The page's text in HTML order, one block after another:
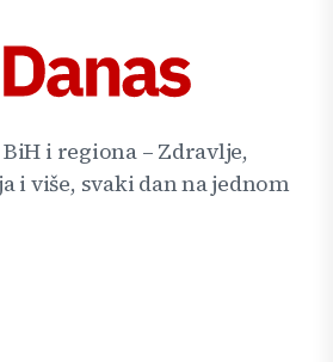
i regiona – Zdravlje,
i više, svaki dan na jednom